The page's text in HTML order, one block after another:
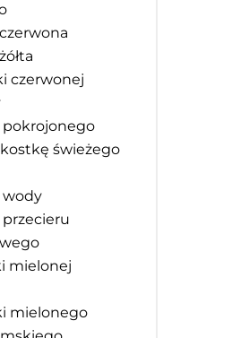
czerwonej
pokrojonego
świeżego
wody
mielonej
mielonego